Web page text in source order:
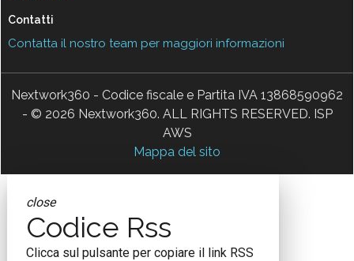
Contatti
Contatta il nostro team per maggiori informazioni
Nextwork360 - Codice fiscale e Partita IVA 13868590962
- © 2026 Nextwork360. ALL RIGHTS RESERVED. ISP
AWS
Mappa del sito
close
Codice Rss
Clicca sul pulsante per copiare il link RSS